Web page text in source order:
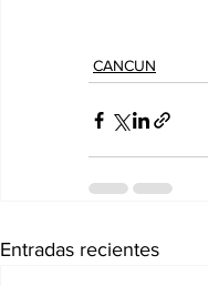
CANCUN
Entradas recientes